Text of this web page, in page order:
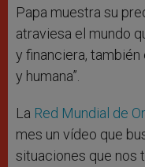
Papa muestra su
atraviesa el mundo
y financiera,
y humana”.
La Red Mundial de
mes un vídeo que
situaciones que nos